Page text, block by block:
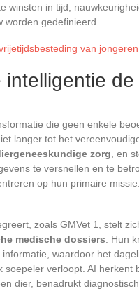
winsten in tijd,
gedefinieerd.
van
die geen enkele
langer tot het
zorg , en
te versnellen en te
op hun primaire
zoals GMVet 1, stelt
medische dossiers . Hun
waardoor het
soepeler verloopt. AI herkent
dier, benadrukt